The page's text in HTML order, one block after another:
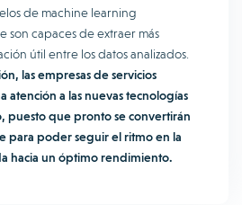
de machine learning
capaces de extraer más
útil entre los datos analizados.
las empresas de servicios
atención a las nuevas tecnologías
puesto que pronto se convertirán
para poder seguir el ritmo en la
hacia un óptimo rendimiento.